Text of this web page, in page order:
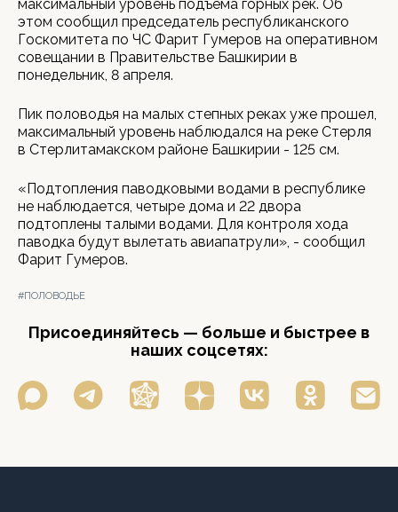
максимальный уровень подъема горных рек. Об
этом сообщил председатель республиканского
Госкомитета по ЧС Фарит Гумеров на оперативном
совещании в Правительстве Башкирии в
понедельник, 8 апреля.
Пик половодья на малых степных реках уже прошел,
максимальный уровень наблюдался на реке Стерля
в Стерлитамакском районе Башкирии - 125 см.
«Подтопления паводковыми водами в республике
не наблюдается, четыре дома и 22 двора
подтоплены талыми водами. Для контроля хода
паводка будут вылетать авиапатрули», - сообщил
Фарит Гумеров.
#ПОЛОВОДЬЕ
Присоединяйтесь — больше и быстрее в
наших соцсетях: